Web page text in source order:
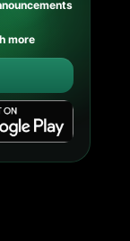
more